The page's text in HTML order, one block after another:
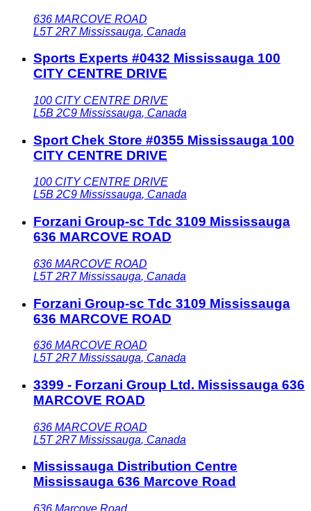
636 MARCOVE ROAD
L5T 2R7 Mississauga, Canada
Sports Experts #0432 Mississauga 100
CITY CENTRE DRIVE
100 CITY CENTRE DRIVE
L5B 2C9 Mississauga, Canada
Sport Chek Store #0355 Mississauga 100
CITY CENTRE DRIVE
100 CITY CENTRE DRIVE
L5B 2C9 Mississauga, Canada
Forzani Group-sc Tdc 3109 Mississauga
636 MARCOVE ROAD
636 MARCOVE ROAD
L5T 2R7 Mississauga, Canada
Forzani Group-sc Tdc 3109 Mississauga
636 MARCOVE ROAD
636 MARCOVE ROAD
L5T 2R7 Mississauga, Canada
3399 - Forzani Group Ltd. Mississauga 636
MARCOVE ROAD
636 MARCOVE ROAD
L5T 2R7 Mississauga, Canada
Mississauga Distribution Centre
Mississauga 636 Marcove Road